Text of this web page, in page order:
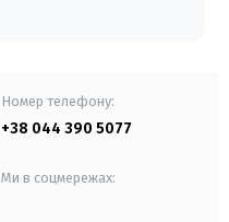
Номер телефону:
+38 044 390 5077
Ми в соцмережах: